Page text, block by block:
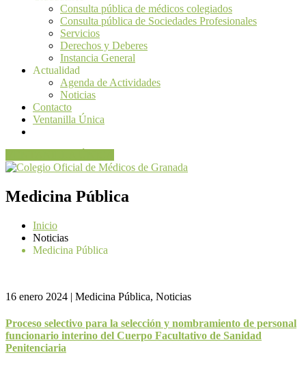
Consulta pública de médicos colegiados
Consulta pública de Sociedades Profesionales
Servicios
Derechos y Deberes
Instancia General
Actualidad
Agenda de Actividades
Noticias
Contacto
Ventanilla Única
Medicina Pública
Inicio
Noticias
Medicina Pública
16 enero 2024 | Medicina Pública, Noticias
Proceso selectivo para la selección y nombramiento de personal
funcionario interino del Cuerpo Facultativo de Sanidad
Penitenciaria